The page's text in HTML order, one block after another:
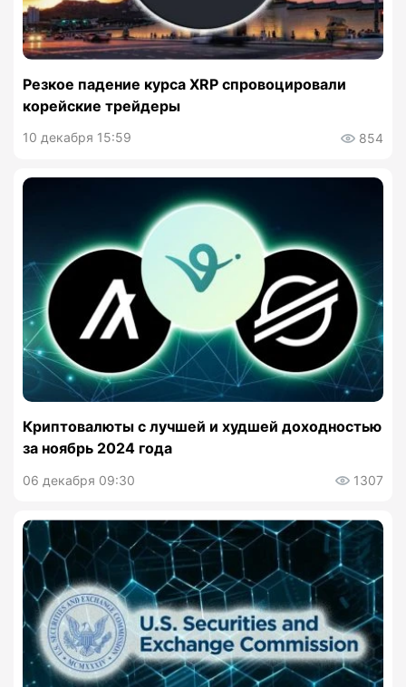
Резкое падение курса XRP спровоцировали
корейские трейдеры
10 декабря 15:59 854
Криптовалюты с лучшей и худшей доходностью
за ноябрь 2024 года
06 декабря 09:30 1307